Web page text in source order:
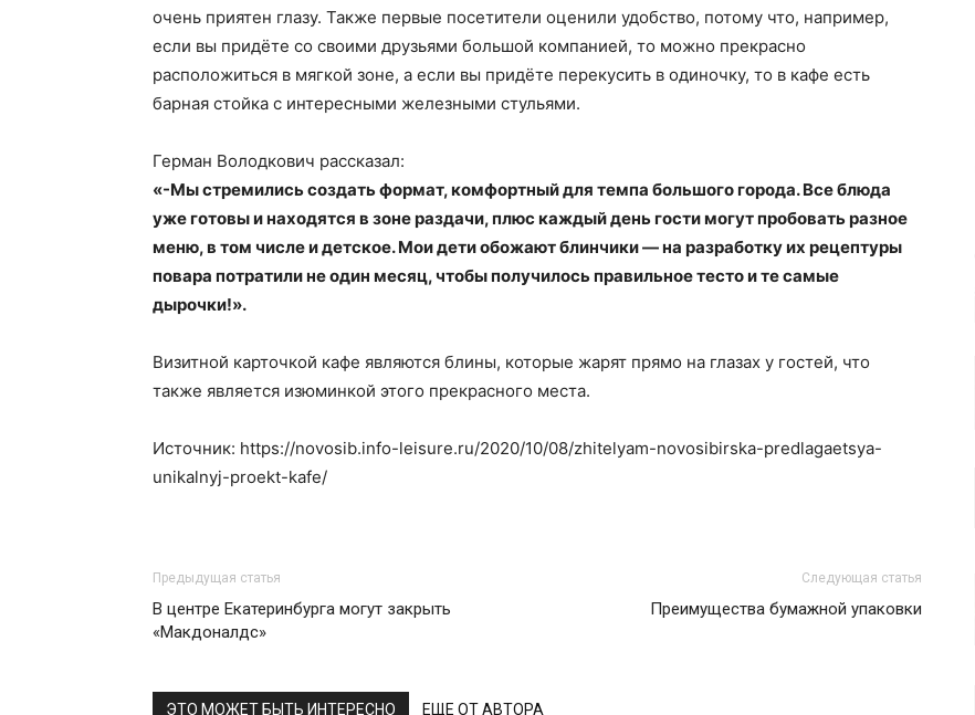
очень приятен глазу. Также первые посетители оценили удобство, потому что, например,
если вы придëте со своими друзьями большой компанией, то можно прекрасно
расположиться в мягкой зоне, а если вы придëте перекусить в одиночку, то в кафе есть
барная стойка с интересными железными стульями.
Герман Володкович рассказал:
«-Мы стремились создать формат, комфортный для темпа большого города. Все блюда
уже готовы и находятся в зоне раздачи, плюс каждый день гости могут пробовать разное
меню, в том числе и детское. Мои дети обожают блинчики — на разработку их рецептуры
повара потратили не один месяц, чтобы получилось правильное тесто и те самые
дырочки!».
Визитной карточкой кафе являются блины, которые жарят прямо на глазах у гостей, что
также является изюминкой этого прекрасного места.
Источник: https://novosib.info-leisure.ru/2020/10/08/zhitelyam-novosibirska-predlagaetsya-
unikalnyj-proekt-kafe/
Предыдущая статья
В центре Екатеринбурга могут закрыть
«Макдоналдс»
Следующая статья
Преимущества бумажной упаковки
ЭТО МОЖЕТ БЫТЬ ИНТЕРЕСНО ЕЩЕ ОТ АВТОРА